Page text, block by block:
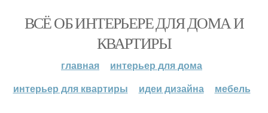
ВСЁ ОБ ИНТЕРЬЕРЕ ДЛЯ ДОМА И
КВАРТИРЫ
главная
интерьер для дома
интерьер для квартиры
идеи дизайна мебель